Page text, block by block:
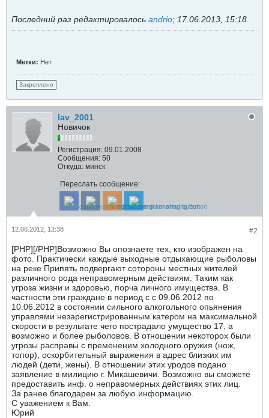
Последний раз редактировалось andrio; 17.06.2013, 15:18
Метки: Нет
Закреплено
lav_2001
Новичок
Регистрация: 09.01.2008
Сообщения: 50
Откуда: минск
Переслать сообщение:
#2
12.06.2012, 12:38
[PHP][/PHP]Возможно Вы опознаете тех, кто изображен на
фото. Практически каждые выходные отдыхающие рыболовы
на реке Припять подвергают сотороны местных жителей
различного рода неправомерным действиям. Таким как
угроза жизни и здоровью, порча личного имущества. В
частности эти граждане в период с с 09.06.2012 по
10.06.2012 в состоянии сильного алкогольного опьянения
управлями незарегистрированным катером на максимальной
скорости в результате чего пострадало умущество 17, а
возможно и более рыболовов. В отношении некоторох были
угрозы расправы с премененим холодного оружия (нож,
топор), оскорбительный выражения в адрес близких им
людей (дети, жены). В отношении этих уродов подано
заявление в милицию г. Микашевичи. Возможно вы сможете
предоставить инф. о неправомерных действиях этих лиц.
За ранее благодарен за любую информацию.
С уважением к Вам.
Юрий